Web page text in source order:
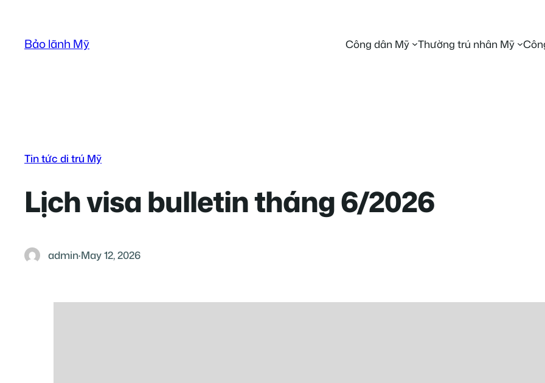
content
Bảo lãnh Mỹ Công dân Mỹ Thường trú nhân Mỹ
Tin tức di trú Mỹ
Lịch visa bulletin tháng 6/2026
admin·May 12, 2026